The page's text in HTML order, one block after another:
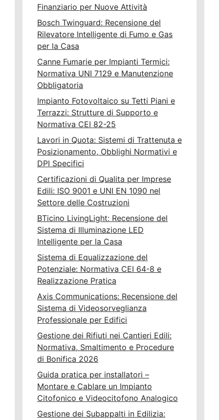
Finanziario per Nuove Attività
Bosch Twinguard: Recensione del
Rilevatore Intelligente di Fumo e Gas
per la Casa
Canne Fumarie per Impianti Termici:
Normativa UNI 7129 e Manutenzione
Obbligatoria
Impianto Fotovoltaico su Tetti Piani e
Terrazzi: Strutture di Supporto e
Normativa CEI 82-25
Lavori in Quota: Sistemi di Trattenuta e
Posizionamento, Obblighi Normativi e
DPI Specifici
Certificazioni di Qualita per Imprese
Edili: ISO 9001 e UNI EN 1090 nel
Settore delle Costruzioni
BTicino LivingLight: Recensione del
Sistema di Illuminazione LED
Intelligente per la Casa
Sistema di Equalizzazione del
Potenziale: Normativa CEI 64-8 e
Realizzazione Pratica
Axis Communications: Recensione del
Sistema di Videosorveglianza
Professionale per Edifici
Gestione dei Rifiuti nei Cantieri Edili:
Normativa, Smaltimento e Procedure
di Bonifica 2026
Guida pratica per installatori –
Montare e Cablare un Impianto
Citofonico e Videocitofono Analogico
Gestione dei Subappalti in Edilizia: